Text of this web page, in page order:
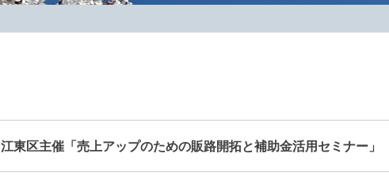
江東区主催「売上アップのための販路開拓と補助金活用セミナー」